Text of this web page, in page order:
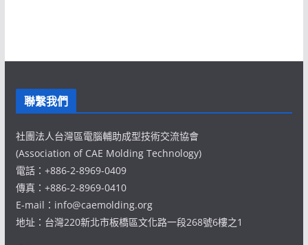
聯繫我們
社團法人台灣區電腦輔助成型技術交流協會
(Association of CAE Molding Technology)
電話：+886-2-8969-0409
傳真：+886-2-8969-0410
E-mail：info@caemolding.org
地址：台灣220新北市板橋區文化路一段268號6樓之1